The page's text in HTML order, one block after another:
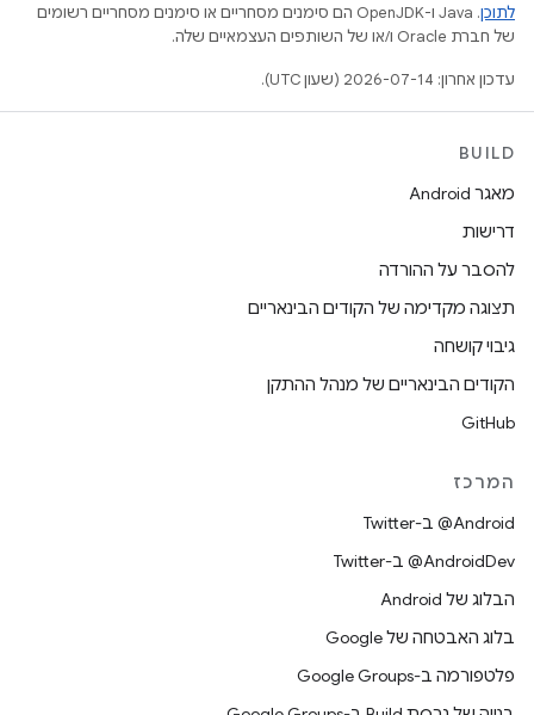
לתוכן
.‏ Java ו-OpenJDK הם סימנים מסחריים או סימנים מסחריים רשומים
של חברת Oracle ו/או של השותפים העצמאיים שלה.
עדכון אחרון: 2026-07-14 (שעון UTC).
BUILD
מאגר Android
דרישות
להסבר על ההורדה
תצוגה מקדימה של הקודים הבינאריים
גיבוי קושחה
הקודים הבינאריים של מנהל ההתקן
GitHub
המרכז
‎@Android ב-Twitter
‎@AndroidDev ב-Twitter
הבלוג של Android
בלוג האבטחה של Google
פלטפורמה ב-Google Groups